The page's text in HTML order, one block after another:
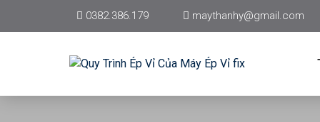
0382.386.179 maythanhy@gmail.com